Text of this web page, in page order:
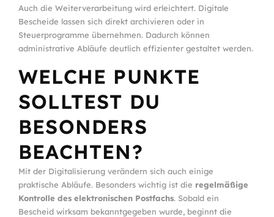
Auch die Weiterverarbeitung wird erleichtert. Digitale
Bescheide lassen sich direkt archivieren oder in
Steuerprogramme übernehmen. Dadurch können
administrative Abläufe deutlich effizienter gestaltet werden.
WELCHE PUNKTE
SOLLTEST DU
BESONDERS
BEACHTEN?
Mit der Digitalisierung verändern sich auch einige
praktische Abläufe. Besonders wichtig ist die regelmäßige
Kontrolle des elektronischen Postfachs. Sobald ein
Bescheid wirksam bekanntgegeben wurde, beginnt die